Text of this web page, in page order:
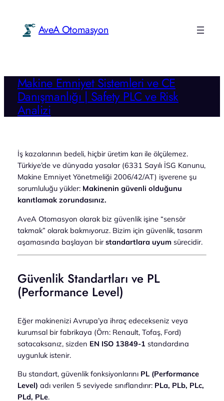
AveA Otomasyon
Makine Emniyet Sistemleri ve CE
Danışmanlığı | Safety PLC ve Risk
Analizi
İş kazalarının bedeli, hiçbir üretim karı ile ölçülemez.
Türkiye’de ve dünyada yasalar (6331 Sayılı İSG Kanunu,
Makine Emniyet Yönetmeliği 2006/42/AT) işverene şu
sorumluluğu yükler: Makinenin güvenli olduğunu
kanıtlamak zorundasınız.
AveA Otomasyon olarak biz güvenlik işine “sensör
takmak” olarak bakmıyoruz. Bizim için güvenlik, tasarım
aşamasında başlayan birstandartlara uyumsürecidir.
Güvenlik Standartları ve PL
(Performance Level)
Eğer makinenizi Avrupa’ya ihraç edecekseniz veya
kurumsal bir fabrikaya (Örn: Renault, Tofaş, Ford)
satacaksanız, sizden EN ISO 13849-1 standardına
uygunluk istenir.
Bu standart, güvenlik fonksiyonlarını PL (Performance
Level) adı verilen 5 seviyede sınıflandırır: PLa, PLb, PLc,
PLd, PLe.